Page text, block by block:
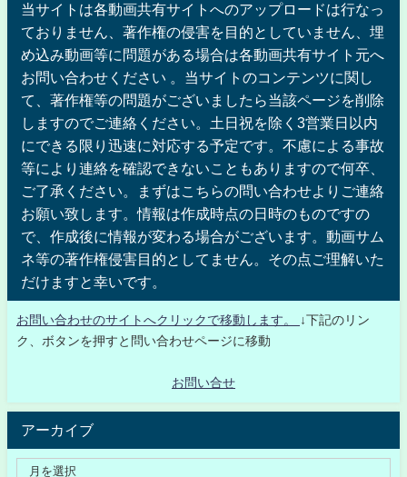
当サイトは各動画共有サイトへのアップロードは行なっ
ておりません、著作権の侵害を目的としていません、埋
め込み動画等に問題がある場合は各動画共有サイト元へ
お問い合わせください 。当サイトのコンテンツに関し
て、著作権等の問題がございましたら当該ページを削除
しますのでご連絡ください。土日祝を除く3営業日以内
にできる限り迅速に対応する予定です。不慮による事故
等により連絡を確認できないこともありますので何卒、
ご了承ください。まずはこちらの問い合わせよりご連絡
お願い致します。情報は作成時点の日時のものですの
で、作成後に情報が変わる場合がございます。動画サム
ネ等の著作権侵害目的としてません。その点ご理解いた
だけますと幸いです。
お問い合わせのサイトへクリックで移動します。
↓下記のリン
ク、ボタンを押すと問い合わせページに移動
お問い合せ
アーカイブ